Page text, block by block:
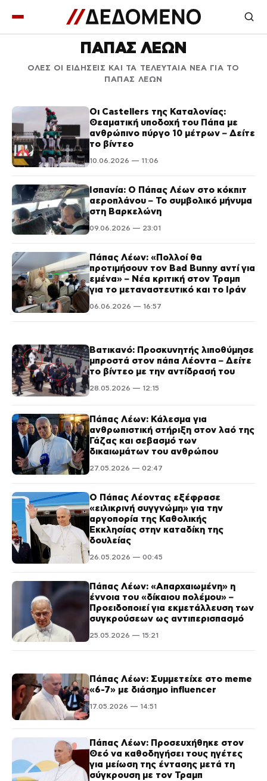
ΠΑΠΑΣ ΛΕΩΝ
ΟΛΕΣ ΟΙ ΕΙΔΗΣΕΙΣ ΚΑΙ ΤΑ ΤΕΛΕΥΤΑΙΑ ΝΕΑ ΓΙΑ ΤΟ
ΠΑΠΑΣ ΛΕΩΝ
Οι Castellers της Καταλονίας:
Θεαματική υποδοχή του Πάπα με
ανθρώπινο πύργο 10 μέτρων – Δείτε
το βίντεο
10.06.2026 — 11:06
Ισπανία: Ο Πάπας Λέων στο κόκπιτ
αεροπλάνου – Το συμβολικό μήνυμα
στη Βαρκελώνη
09.06.2026 — 23:01
Πάπας Λέων: «Πολλοί θα
προτιμήσουν τον Bad Bunny αντί για
εμένα» – Νέα κριτική στον Τραμπ
για το μεταναστευτικό και το Ιράν
06.06.2026 — 16:57
Βατικανό: Προσκυνητής λιποθύμησε
μπροστά στον πάπα Λέοντα – Δείτε
το βίντεο με την αντίδρασή του
28.05.2026 — 12:15
Πάπας Λέων: Κάλεσμα για
ανθρωπιστική στήριξη στον λαό της
Γάζας και σεβασμό των
δικαιωμάτων του ανθρώπου
27.05.2026 — 02:47
Ο Πάπας Λέοντας εξέφρασε
«ειλικρινή συγγνώμη» για την
αργοπορία της Καθολικής
Εκκλησίας στην καταδίκη της
δουλείας
26.05.2026 — 00:45
Πάπας Λέων: «Απαρχαιωμένη» η
έννοια του «δίκαιου πολέμου» –
Προειδοποιεί για εκμετάλλευση των
συγκρούσεων ως αντιπερισπασμό
25.05.2026 — 15:21
Πάπας Λέων: Συμμετείχε στο meme
«6-7» με διάσημο influencer
17.05.2026 — 14:51
Πάπας Λέων: Προσευχήθηκε στον
Θεό να καθοδηγήσει τους ηγέτες
για μείωση της έντασης μετά τη
σύγκρουση με τον Τραμπ